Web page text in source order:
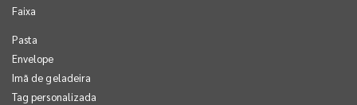
Faixa
Pasta
Envelope
Imã de geladeira
Tag personalizada